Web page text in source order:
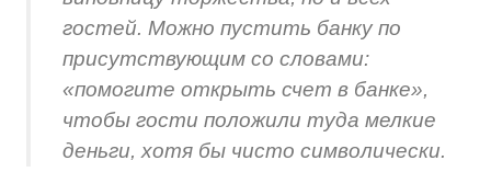
гостей. Можно пустить банку по
присутствующим со словами:
«помогите открыть счет в банке»,
чтобы гости положили туда мелкие
деньги, хотя бы чисто символически.